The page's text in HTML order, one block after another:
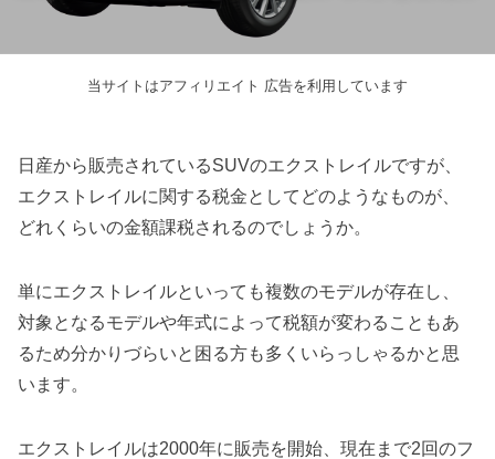
当サイトはアフィリエイト 広告を利用しています
日産から販売されているSUVのエクストレイルですが、
エクストレイルに関する税金としてどのようなものが、
どれくらいの金額課税されるのでしょうか。
単にエクストレイルといっても複数のモデルが存在し、
対象となるモデルや年式によって税額が変わることもあ
るため分かりづらいと困る方も多くいらっしゃるかと思
います。
エクストレイルは2000年に販売を開始、現在まで2回のフ